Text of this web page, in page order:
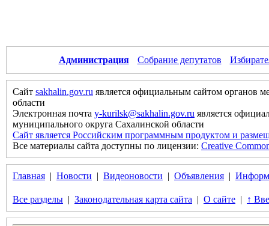
Администрация Собрание депутатов
Сайт sakhalin.gov.ru является официальным сайтом органов
области
Электронная почта y-kurilsk@sakhalin.gov.ru является
муниципального округа Сахалинской области
Сайт является Российским программным продуктом и
Все материалы сайта доступны по лицензии: Creative
Главная | Новости | Видеоновости | Объявления |
Все разделы | Законодательная карта сайта | О сайте | ↑